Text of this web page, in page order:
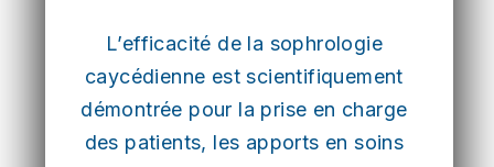
L’efficacité de la sophrologie
caycédienne est scientifiquement
démontrée pour la prise en charge
des patients, les apports en soins